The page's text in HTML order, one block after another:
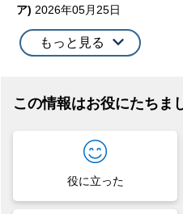
ア) 2026年05月25日
もっと見る
この情報はお役にたちま
役に立った